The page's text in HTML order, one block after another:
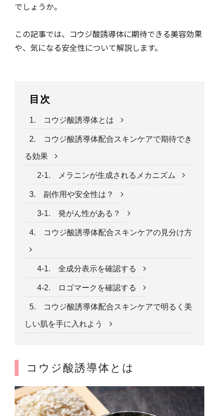
でしょうか。
この記事では、コウジ酸誘導体に期待できる美容効果
や、気になる安全性について解説します。
目次
1. コウジ酸誘導体とは
2. コウジ酸誘導体配合スキンケアで期待でき
る効果
2-1. メラニンが生成されるメカニズム
3. 副作用や安全性は？
3-1. 発がん性がある？
4. コウジ酸誘導体配合スキンケアの見分け方
4-1. 全成分表示を確認する
4-2. ロゴマークを確認する
5. コウジ酸誘導体配合スキンケアで明るく美
しい肌を手に入れよう
コウジ酸誘導体とは